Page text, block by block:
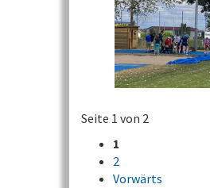
Seite 1 von 2
1
2
Vorwärts